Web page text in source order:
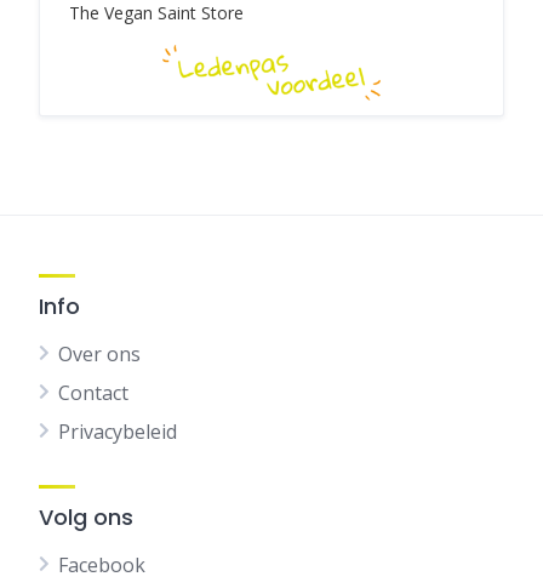
The Vegan Saint Store
Info
Over ons
Contact
Privacybeleid
Volg ons
Facebook